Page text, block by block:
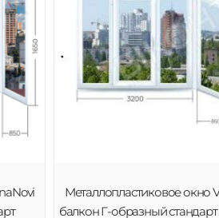
Металлопластиковое окно
балкон Г-образный